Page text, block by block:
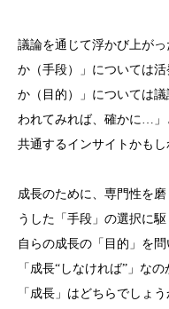
議論を通じて浮かび上が
か（手段）」については
か（目的）」については
われてみれば、確かに
共通するインサイトかもし
成長のために、専門性を
うした「手段」の選択に
自らの成長の「目的」を問
「成長“しなければ”」な
「成長」はどちらでしょう